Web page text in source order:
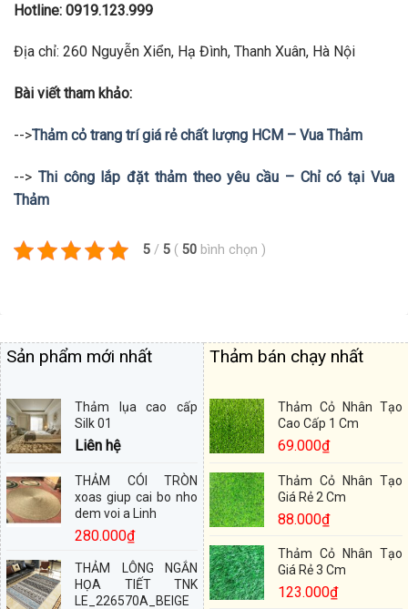
Hotline: 0919.123.999
Địa chỉ: 260 Nguyễn Xiển, Hạ Đình, Thanh Xuân, Hà Nội
Bài viết tham khảo:
-->Thảm cỏ trang trí giá rẻ chất lượng HCM – Vua Thảm
--> Thi công lắp đặt thảm theo yêu cầu – Chỉ có tại Vua
Thảm
5 / 5 ( 50 bình chọn )
Sản phẩm mới nhất
Thảm lụa cao cấp
Silk 01
Liên hệ
THẢM CÓI TRÒN
xoas giup cai bo nho
dem voi a Linh
280.000₫
THẢM LÔNG NGẮN
HỌA TIẾT TNK
LE_226570A_BEIGE
Thảm bán chạy nhất
Thảm Cỏ Nhân Tạo
Cao Cấp 1 Cm
69.000₫
Thảm Cỏ Nhân Tạo
Giá Rẻ 2 Cm
88.000₫
Thảm Cỏ Nhân Tạo
Giá Rẻ 3 Cm
123.000₫